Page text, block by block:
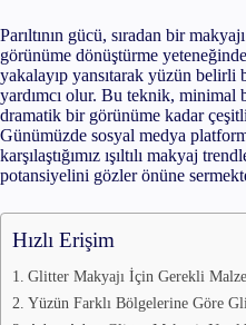
Parıltının gücü, sıradan bir
görünüme dönüştürme
yakalayıp yansıtarak yüzün
yardımcı olur. Bu teknik, minimal
dramatik bir görünüme kadar
Günümüzde sosyal medya
karşılaştığımız ışıltılı makyaj
potansiyelini gözler önüne
Hızlı Erişim
Glitter Makyajı İçin Gerekli
Yüzün Farklı Bölgelerine Göre